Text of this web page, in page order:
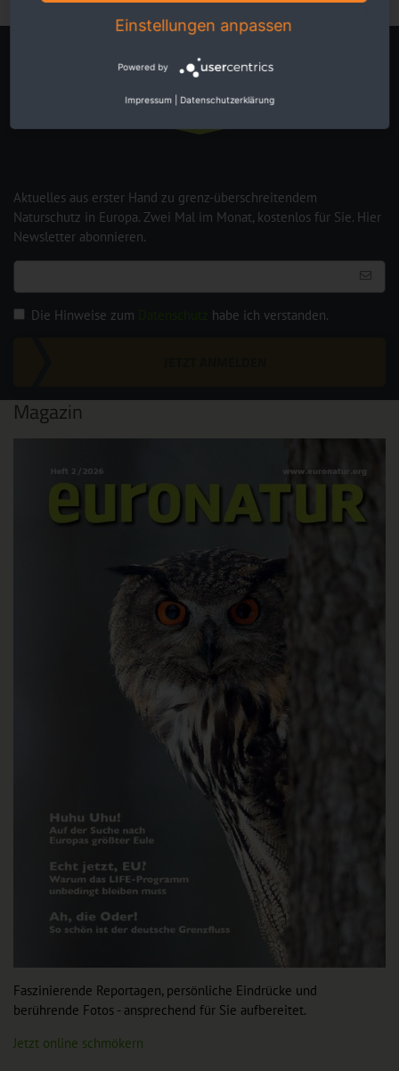
Newsletter
Aktuelles aus erster Hand zu grenz-überschreitendem
Naturschutz in Europa. Zwei Mal im Monat, kostenlos für Sie. Hier
Newsletter abonnieren.
Die Hinweise zum habe ich verstanden.
Magazin
Faszinierende Reportagen, persönliche Eindrücke und
berührende Fotos - ansprechend für Sie aufbereitet.
Jetzt online schmökern
Einstellungen anpassen
Powered by
Impressum Datenschutzerklärung